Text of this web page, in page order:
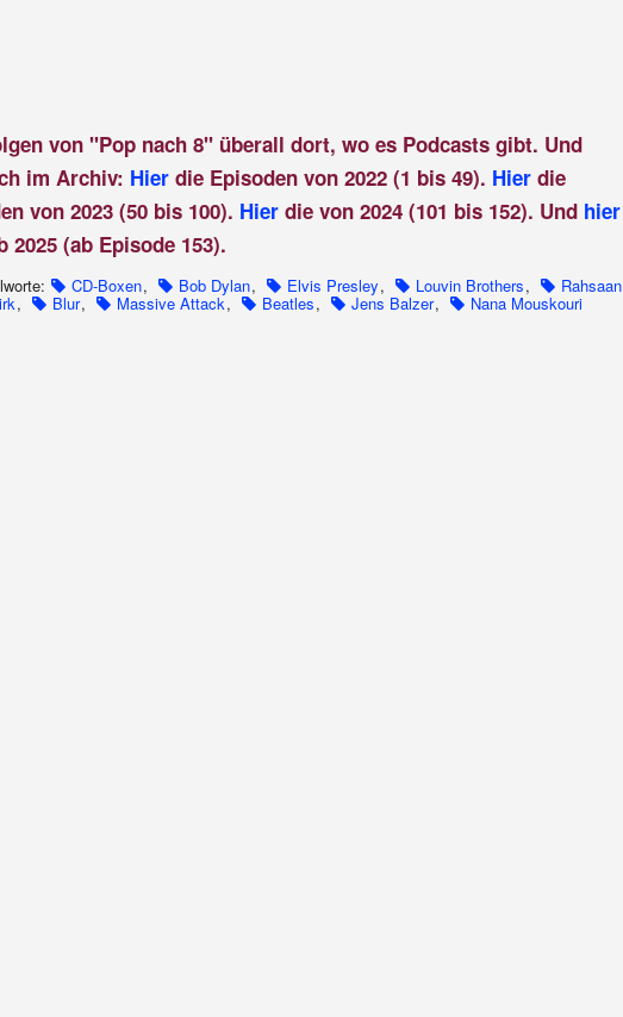
von "Pop nach 8" überall dort, wo es Podcasts gibt. Und
im Archiv: Hier die Episoden von 2022 (1 bis 49). Hier die
von 2023 (50 bis 100). Hier die von 2024 (101 bis 152). Und hier
2025 (ab Episode 153).
CD-Boxen, Bob Dylan, Elvis Presley, Louvin Brothers, Rahsaan
, Blur, Massive Attack, Beatles, Jens Balzer, Nana Mouskouri